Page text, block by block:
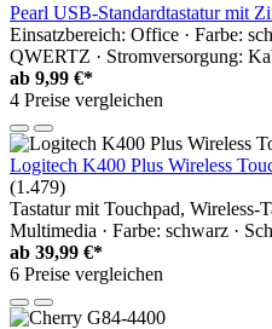
Pearl USB-Standardtastatur mit
Einsatzbereich: Office · Farbe:
QWERTZ · Stromversorgung:
ab 9,99 €*
4 Preise vergleichen
Logitech K400 Plus Wireless
(1.479)
Tastatur mit Touchpad, Wireless-
Multimedia · Farbe: schwarz ·
ab 39,99 €*
6 Preise vergleichen